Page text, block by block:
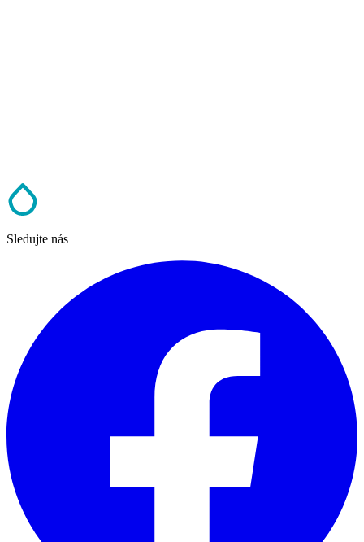
Sledujte nás